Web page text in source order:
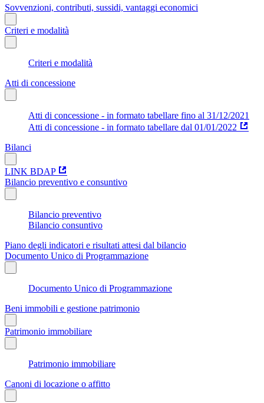
Sovvenzioni, contributi, sussidi, vantaggi economici
Criteri e modalità
Criteri e modalità
Atti di concessione
Atti di concessione - in formato tabellare fino al 31/12/2021
Atti di concessione - in formato tabellare dal 01/01/2022
Bilanci
LINK BDAP
Bilancio preventivo e consuntivo
Bilancio preventivo
Bilancio consuntivo
Piano degli indicatori e risultati attesi dal bilancio
Documento Unico di Programmazione
Documento Unico di Programmazione
Beni immobili e gestione patrimonio
Patrimonio immobiliare
Patrimonio immobiliare
Canoni di locazione o affitto